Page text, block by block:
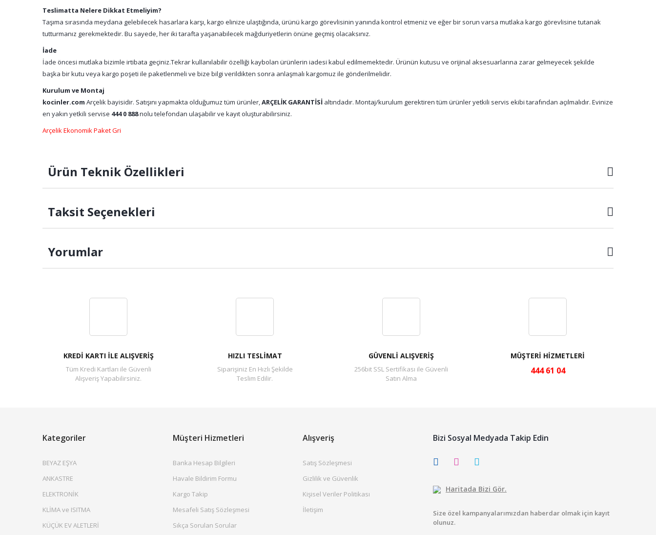
Teslimatta Nelere Dikkat Etmeliyim?
Taşıma sırasında meydana gelebilecek hasarlara karşı, kargo elinize ulaştığında, ürünü kargo görevlisinin yanında kontrol etmeniz ve eğer bir sorun varsa mutlaka kargo görevlisine tutanak
tutturmanız gerekmektedir. Bu sayede, her iki tarafta yaşanabilecek mağduriyetlerin önüne geçmiş olacaksınız.
İade
İade öncesi mutlaka bizimle irtibata geçiniz.Tekrar kullanılabilir özelliği kaybolan ürünlerin iadesi kabul edilmemektedir. Ürünün kutusu ve orijinal aksesuarlarına zarar gelmeyecek şekilde
başka bir kutu veya kargo poşeti ile paketlenmeli ve bize bilgi verildikten sonra anlaşmalı kargomuz ile gönderilmelidir.
Kurulum ve Montaj
kocinler.com Arçelik bayisidir. Satışını yapmakta olduğumuz tüm ürünler,ARÇELİK GARANTİSİ altındadır. Montaj/kurulum gerektiren tüm ürünler yetkili servis ekibi tarafından açılmalıdır. Evinize
en yakın yetkili servise 444 0 888nolu telefondan ulaşabilir ve kayıt oluşturabilirsiniz.
Arçelik Ekonomik Paket Gri
Ürün Teknik Özellikleri
Taksit Seçenekleri
Yorumlar
KREDİ KARTI İLE ALIŞVERİŞ
Tüm Kredi Kartları ile Güvenli
Alışveriş Yapabilirsiniz.
HIZLI TESLİMAT
Siparişiniz En Hızlı Şekilde
Teslim Edilir.
GÜVENLİ ALIŞVERİŞ
256bit SSL Sertifikası ile Güvenli
Satın Alma
MÜŞTERİ HİZMETLERİ
444 61 04
Kategoriler
BEYAZ EŞYA
ANKASTRE
ELEKTRONİK
KLİMA ve ISITMA
KÜÇÜK EV ALETLERİ
Müşteri Hizmetleri
Banka Hesap Bilgileri
Havale Bildirim Formu
Kargo Takip
Mesafeli Satış Sözleşmesi
Sıkça Sorulan Sorular
Alışveriş
Satış Sözleşmesi
Gizlilik ve Güvenlik
Kişisel Veriler Politikası
İletişim
Bizi Sosyal Medyada Takip Edin
Haritada Bizi Gör.
Size özel kampanyalarımızdan haberdar olmak için kayıt
olunuz.